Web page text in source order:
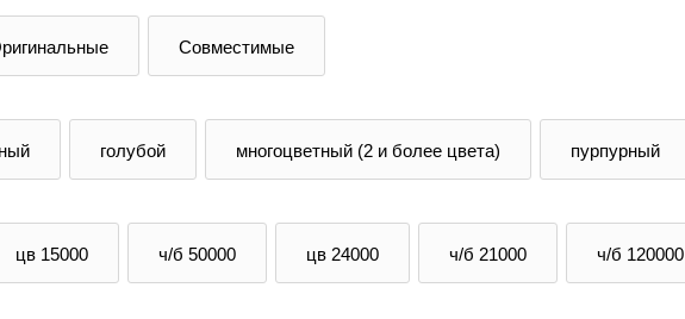
Совместимые
голубой многоцветный (2 и более цвета) пурпурный
цв 15000 ч/б 50000 цв 24000 ч/б 21000 ч/б 120000